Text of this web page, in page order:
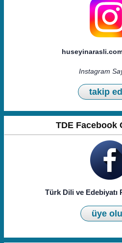
Instagram
takip
TDE Facebook
Türk Dili ve Edebiyatı
üye